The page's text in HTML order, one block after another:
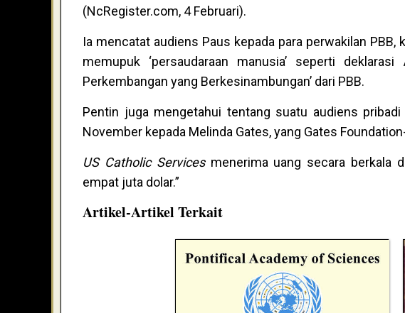
(NcRegister.com, 4 Februari).
Ia mencatat audiens Paus kepada para perwakilan
memupuk ‘persaudaraan manusia’ seperti
Perkembangan yang Berkesinambungan’ dari PBB.
Pentin juga mengetahui tentang suatu audiens
November kepada Melinda Gates, yang Gates
US Catholic Servicesmenerima uang secara berkala
empat juta dolar.”
Artikel-Artikel Terkait